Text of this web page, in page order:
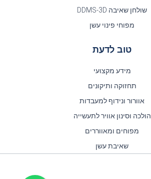
שולחן שאיבה DDMS-3D
מפוחי פינוי עשן
טוב לדעת
מידע מקצועי
תחזוקה ותיקונים
אוורור ונידוף למעבדות
הולכה וסינון אוויר לתעשייה
מפוחים ומאווררים
שאיבת עשן